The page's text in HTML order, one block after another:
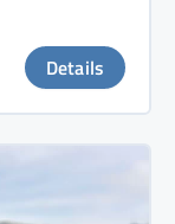
Details